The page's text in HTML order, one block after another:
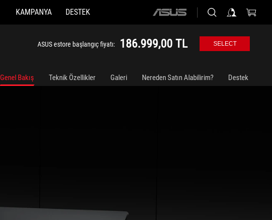
KAMPANYA DESTEK
ASUS
home
ASUS estore başlangıç fiyatı: 186.999,00 TL SELECT
Genel Bakış Teknik Özellikler Galeri Nereden Satın Alabilirim? Destek